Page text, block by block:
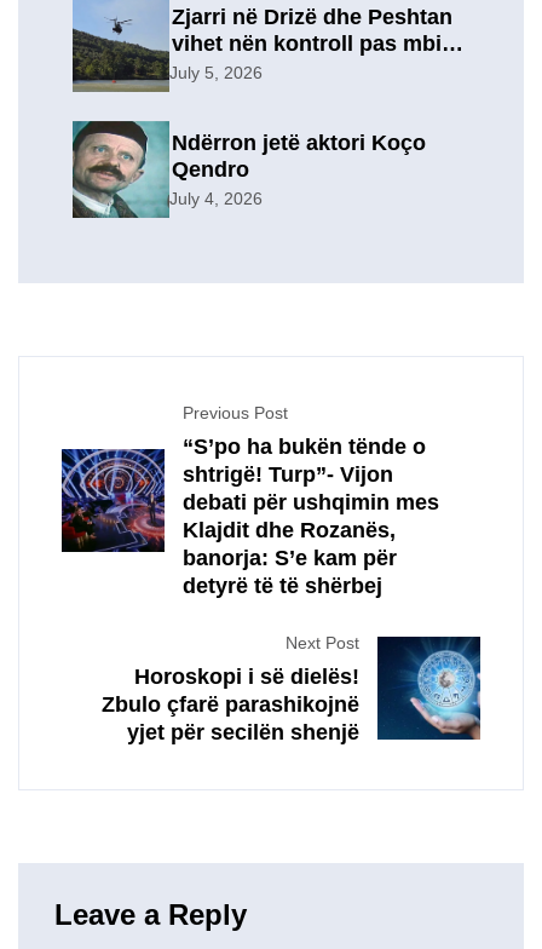
Zjarri në Drizë dhe Peshtan
vihet nën kontroll pas mbi 9
orësh operacion, u
July 5, 2026
Ndërron jetë aktori Koço
Qendro
July 4, 2026
Previous Post
“S’po ha bukën tënde o
shtrigë! Turp”- Vijon
debati për ushqimin mes
Klajdit dhe Rozanës,
banorja: S’e kam për
detyrë të të shërbej
Next Post
Horoskopi i së dielës!
Zbulo çfarë parashikojnë
yjet për secilën shenjë
Leave a Reply